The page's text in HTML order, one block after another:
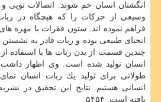
انگشتان انسان خم شوند. اتصالات
وسیعی از حركات را كه هیچگاه در
فراهم نموده اند. ستون فقرات با مهره
انحنای طبیعی بوده و ربات قادر به
چندین قسمت از بدن ربات ها با استفاده
انسان تولید شده است. وی اظهار داشت:
طولانی برای تولید یك ربات انسان نمای
یافته است. ۵۴۵۴